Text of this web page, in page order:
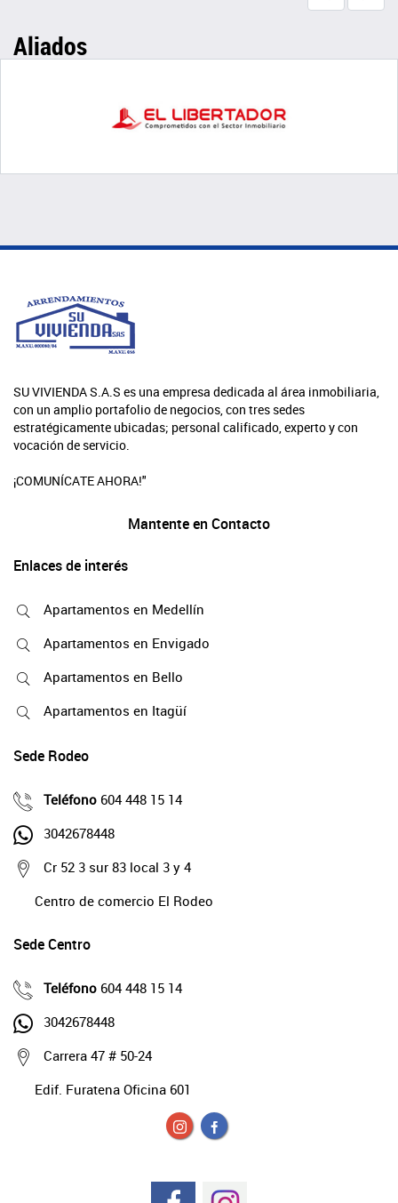
Aliados
SU VIVIENDA S.A.S es una empresa dedicada al área inmobiliaria,
con un amplio portafolio de negocios, con tres sedes
estratégicamente ubicadas; personal calificado, experto y con
vocación de servicio.
¡COMUNÍCATE AHORA!"
Mantente en Contacto
Enlaces de interés
Apartamentos en Medellín
Apartamentos en Envigado
Apartamentos en Bello
Apartamentos en Itagüí
Sede Rodeo
Teléfono 604 448 15 14
3042678448
Cr 52 3 sur 83 local 3 y 4
Centro de comercio El Rodeo
Sede Centro
Teléfono 604 448 15 14
3042678448
Carrera 47 # 50-24
Edif. Furatena Oficina 601